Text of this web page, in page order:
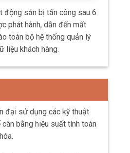
động sản bị tấn công sau 6
phát hành, dẫn đến mất
toàn bộ hệ thống quản lý
liệu khách hàng.
đại sử dụng các kỹ thuật
bằng hiệu suất tính toán